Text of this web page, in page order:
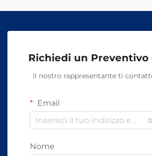
Richiedi un Preventivo
Il nostro rappresentante ti
Email
Nome